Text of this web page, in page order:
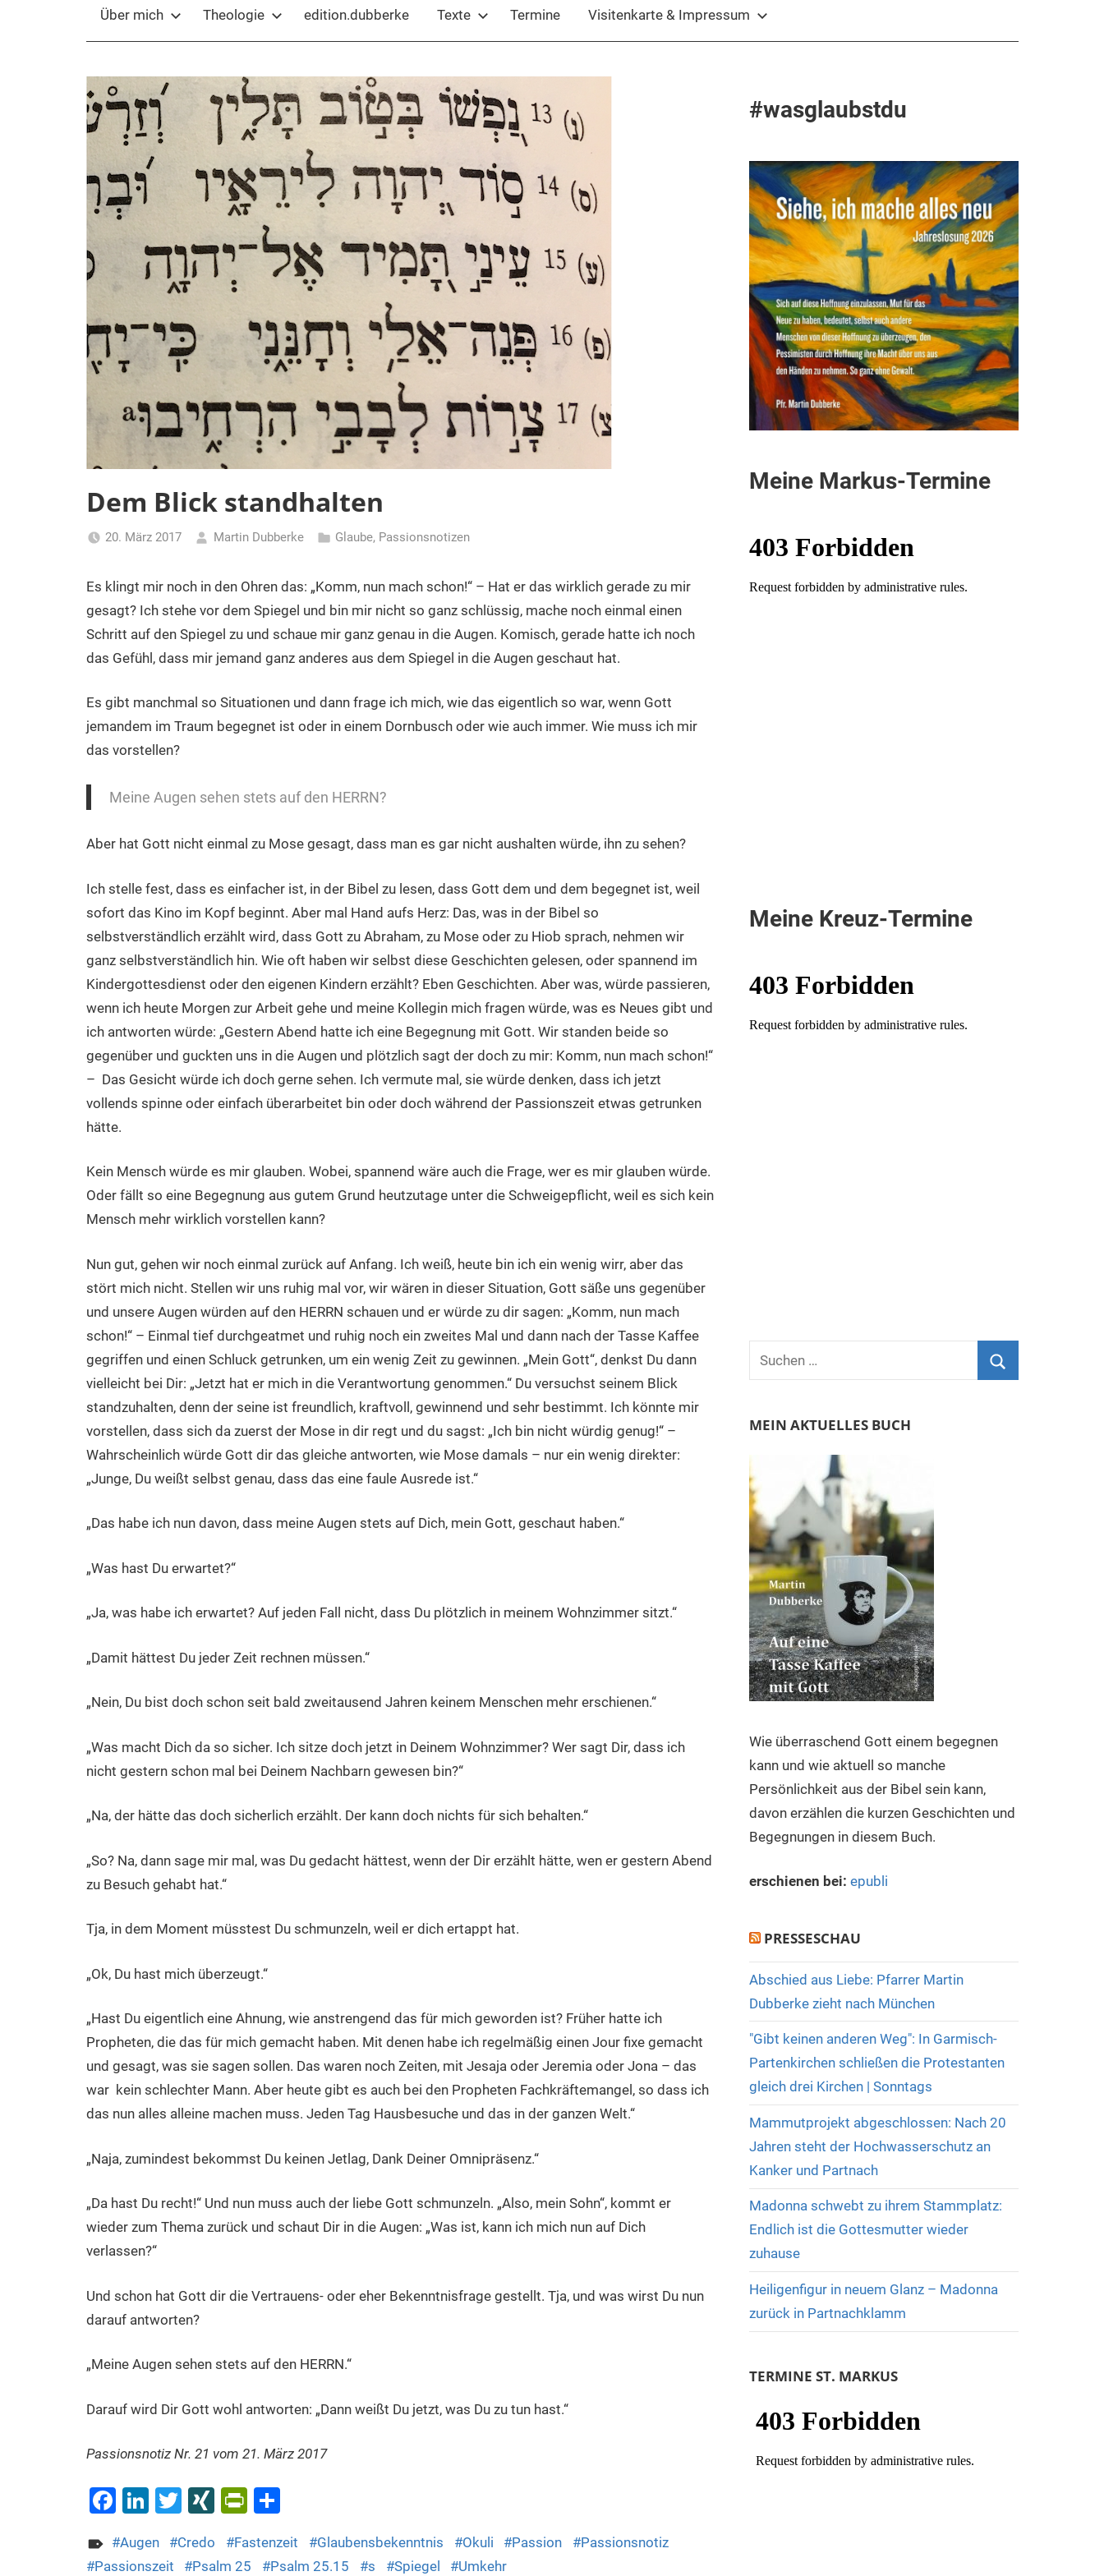
Über mich Theologie edition.dubberke Texte Termine Visitenkarte & Impressum
Dem Blick standhalten
20. März 2017 Martin Dubberke Glaube, Passionsnotizen
Es klingt mir noch in den Ohren das: „Komm, nun mach schon!“ – Hat er das wirklich gerade zu mir
gesagt? Ich stehe vor dem Spiegel und bin mir nicht so ganz schlüssig, mache noch einmal einen
Schritt auf den Spiegel zu und schaue mir ganz genau in die Augen. Komisch, gerade hatte ich noch
das Gefühl, dass mir jemand ganz anderes aus dem Spiegel in die Augen geschaut hat.
Es gibt manchmal so Situationen und dann frage ich mich, wie das eigentlich so war, wenn Gott
jemandem im Traum begegnet ist oder in einem Dornbusch oder wie auch immer. Wie muss ich mir
das vorstellen?
Meine Augen sehen stets auf den HERRN?
Aber hat Gott nicht einmal zu Mose gesagt, dass man es gar nicht aushalten würde, ihn zu sehen?
Ich stelle fest, dass es einfacher ist, in der Bibel zu lesen, dass Gott dem und dem begegnet ist, weil
sofort das Kino im Kopf beginnt. Aber mal Hand aufs Herz: Das, was in der Bibel so
selbstverständlich erzählt wird, dass Gott zu Abraham, zu Mose oder zu Hiob sprach, nehmen wir
ganz selbstverständlich hin. Wie oft haben wir selbst diese Geschichten gelesen, oder spannend im
Kindergottesdienst oder den eigenen Kindern erzählt? Eben Geschichten. Aber was, würde passieren,
wenn ich heute Morgen zur Arbeit gehe und meine Kollegin mich fragen würde, was es Neues gibt und
ich antworten würde: „Gestern Abend hatte ich eine Begegnung mit Gott. Wir standen beide so
gegenüber und guckten uns in die Augen und plötzlich sagt der doch zu mir: Komm, nun mach schon!“
– Das Gesicht würde ich doch gerne sehen. Ich vermute mal, sie würde denken, dass ich jetzt
vollends spinne oder einfach überarbeitet bin oder doch während der Passionszeit etwas getrunken
hätte.
Kein Mensch würde es mir glauben. Wobei, spannend wäre auch die Frage, wer es mir glauben würde.
Oder fällt so eine Begegnung aus gutem Grund heutzutage unter die Schweigepflicht, weil es sich kein
Mensch mehr wirklich vorstellen kann?
Nun gut, gehen wir noch einmal zurück auf Anfang. Ich weiß, heute bin ich ein wenig wirr, aber das
stört mich nicht. Stellen wir uns ruhig mal vor, wir wären in dieser Situation, Gott säße uns gegenüber
und unsere Augen würden auf den HERRN schauen und er würde zu dir sagen: „Komm, nun mach
schon!“ – Einmal tief durchgeatmet und ruhig noch ein zweites Mal und dann nach der Tasse Kaffee
gegriffen und einen Schluck getrunken, um ein wenig Zeit zu gewinnen. „Mein Gott“, denkst Du dann
vielleicht bei Dir: „Jetzt hat er mich in die Verantwortung genommen.“ Du versuchst seinem Blick
standzuhalten, denn der seine ist freundlich, kraftvoll, gewinnend und sehr bestimmt. Ich könnte mir
vorstellen, dass sich da zuerst der Mose in dir regt und du sagst: „Ich bin nicht würdig genug!“ –
Wahrscheinlich würde Gott dir das gleiche antworten, wie Mose damals – nur ein wenig direkter:
„Junge, Du weißt selbst genau, dass das eine faule Ausrede ist.“
„Das habe ich nun davon, dass meine Augen stets auf Dich, mein Gott, geschaut haben.“
„Was hast Du erwartet?“
„Ja, was habe ich erwartet? Auf jeden Fall nicht, dass Du plötzlich in meinem Wohnzimmer sitzt.“
„Damit hättest Du jeder Zeit rechnen müssen.“
„Nein, Du bist doch schon seit bald zweitausend Jahren keinem Menschen mehr erschienen.“
„Was macht Dich da so sicher. Ich sitze doch jetzt in Deinem Wohnzimmer? Wer sagt Dir, dass ich
nicht gestern schon mal bei Deinem Nachbarn gewesen bin?“
„Na, der hätte das doch sicherlich erzählt. Der kann doch nichts für sich behalten.“
„So? Na, dann sage mir mal, was Du gedacht hättest, wenn der Dir erzählt hätte, wen er gestern Abend
zu Besuch gehabt hat.“
Tja, in dem Moment müsstest Du schmunzeln, weil er dich ertappt hat.
„Ok, Du hast mich überzeugt.“
„Hast Du eigentlich eine Ahnung, wie anstrengend das für mich geworden ist? Früher hatte ich
Propheten, die das für mich gemacht haben. Mit denen habe ich regelmäßig einen Jour fixe gemacht
und gesagt, was sie sagen sollen. Das waren noch Zeiten, mit Jesaja oder Jeremia oder Jona – das
war kein schlechter Mann. Aber heute gibt es auch bei den Propheten Fachkräftemangel, so dass ich
das nun alles alleine machen muss. Jeden Tag Hausbesuche und das in der ganzen Welt.“
„Naja, zumindest bekommst Du keinen Jetlag, Dank Deiner Omnipräsenz.“
„Da hast Du recht!“ Und nun muss auch der liebe Gott schmunzeln. „Also, mein Sohn“, kommt er
wieder zum Thema zurück und schaut Dir in die Augen: „Was ist, kann ich mich nun auf Dich
verlassen?“
Und schon hat Gott dir die Vertrauens- oder eher Bekenntnisfrage gestellt. Tja, und was wirst Du nun
darauf antworten?
„Meine Augen sehen stets auf den HERRN.“
Darauf wird Dir Gott wohl antworten: „Dann weißt Du jetzt, was Du zu tun hast.“
Passionsnotiz Nr. 21 vom 21. März 2017
Facebook
LinkedIn
Twitter
XINGPrintFriendly
Teilen
Augen Credo Fastenzeit Glaubensbekenntnis Okuli Passion
Passionsnotiz
Passionszeit
Psalm 25 Psalm 25.15 s Spiegel Umkehr
#wasglaubstdu
Meine Markus-Termine
Meine Kreuz-Termine
Suchen
nach:
MEIN AKTUELLES BUCH
Wie überraschend Gott einem begegnen
kann und wie aktuell so manche
Persönlichkeit aus der Bibel sein kann,
davon erzählen die kurzen Geschichten und
Begegnungen in diesem Buch.
erschienen bei: epubli
PRESSESCHAU
Abschied aus Liebe: Pfarrer Martin
Dubberke zieht nach München
"Gibt keinen anderen Weg": In Garmisch-
Partenkirchen schließen die Protestanten
gleich drei Kirchen | Sonntags
Mammutprojekt abgeschlossen: Nach 20
Jahren steht der Hochwasserschutz an
Kanker und Partnach
Madonna schwebt zu ihrem Stammplatz:
Endlich ist die Gottesmutter wieder
zuhause
Heiligenfigur in neuem Glanz – Madonna
zurück in Partnachklamm
TERMINE ST. MARKUS